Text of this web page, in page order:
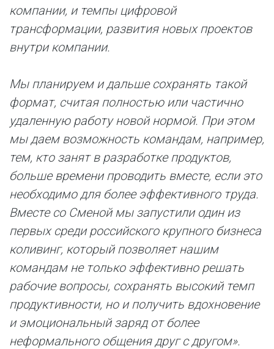
компании, и темпы цифровой
трансформации, развития новых проектов
внутри компании.
Мы планируем и дальше сохранять такой
формат, считая полностью или частично
удаленную работу новой нормой. При этом
мы даем возможность командам, например,
тем, кто занят в разработке продуктов,
больше времени проводить вместе, если это
необходимо для более эффективного труда.
Вместе со Сменой мы запустили один из
первых среди российского крупного бизнеса
коливинг, который позволяет нашим
командам не только эффективно решать
рабочие вопросы, сохранять высокий темп
продуктивности, но и получить вдохновение
и эмоциональный заряд от более
неформального общения друг с другом».